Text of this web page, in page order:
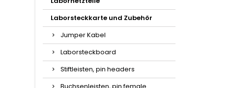
Laborsteckkarte und Zubehör
Jumper Kabel
Laborsteckboard
Stiftleisten, pin headers